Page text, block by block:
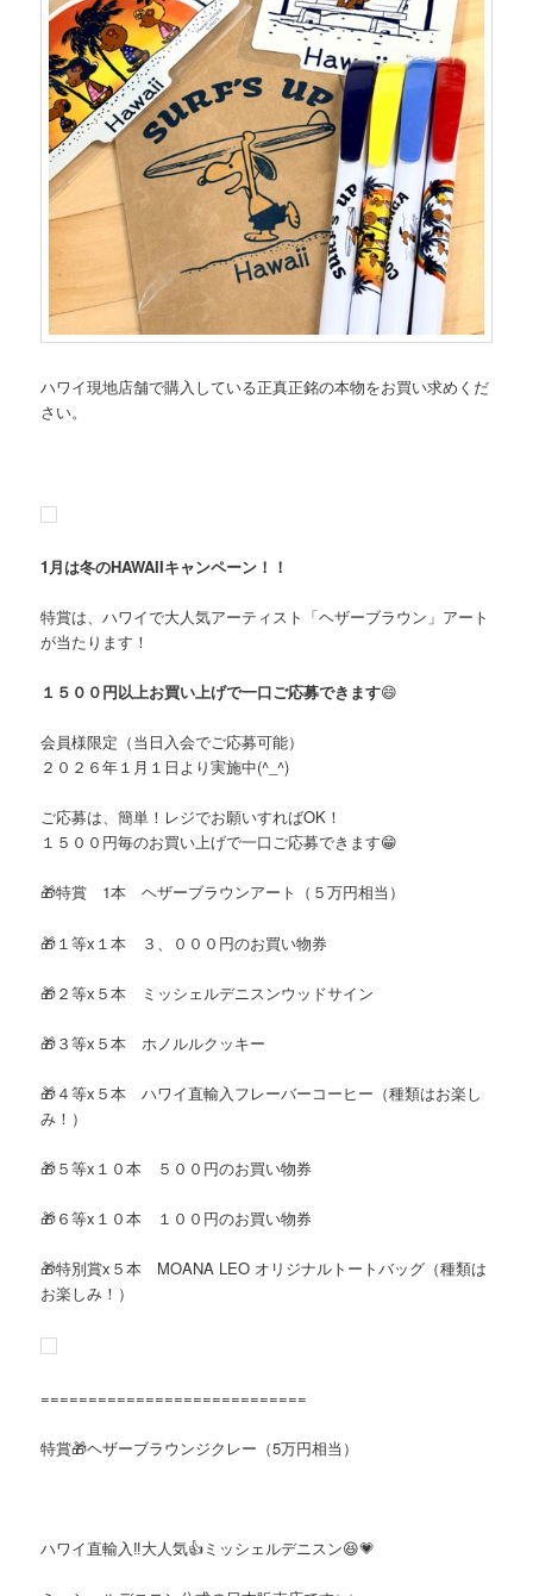
ハワイ現地店舗で購入している正真正銘の本物をお買い求めくだ
さい。
1月は冬のHAWAIIキャンペーン！！
特賞は、ハワイで大人気アーティスト「ヘザーブラウン」アート
が当たります！
１５００円以上お買い上げで一口ご応募できます😄
会員様限定（当日入会でご応募可能）
２０２６年１月１日より実施中(^_^)
ご応募は、簡単！レジでお願いすればOK！
１５００円毎のお買い上げで一口ご応募できます😁
🎁特賞 1本 ヘザーブラウンアート（５万円相当）
🎁１等x１本 ３、０００円のお買い物券
🎁２等x５本 ミッシェルデニスンウッドサイン
🎁３等x５本 ホノルルクッキー
🎁４等x５本 ハワイ直輸入フレーバーコーヒー（種類はお楽し
み！）
🎁５等x１０本 ５００円のお買い物券
🎁６等x１０本 １００円のお買い物券
🎁特別賞x５本 MOANA LEO オリジナルトートバッグ（種類は
お楽しみ！）
============================
特賞🎁ヘザーブラウンジクレー（5万円相当）
ハワイ直輸入‼大人気👍ミッシェルデニスン😆💗